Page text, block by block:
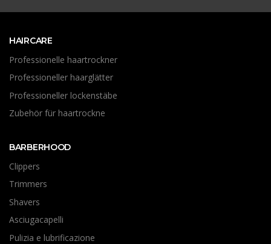
HAIRCARE
Professionelle haartrockner
Professioneller haarglätter
Professioneller lockenstäbe
Zubehör für haartrockne
BARBERHOOD
Clippers
Trimmers
Shavers
Asciugacapelli
Pulizia e lubrificazione